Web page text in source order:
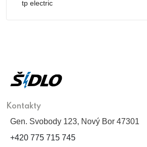
tp electric
Kontakty
Gen. Svobody 123, Nový Bor 47301
+420 775 715 745